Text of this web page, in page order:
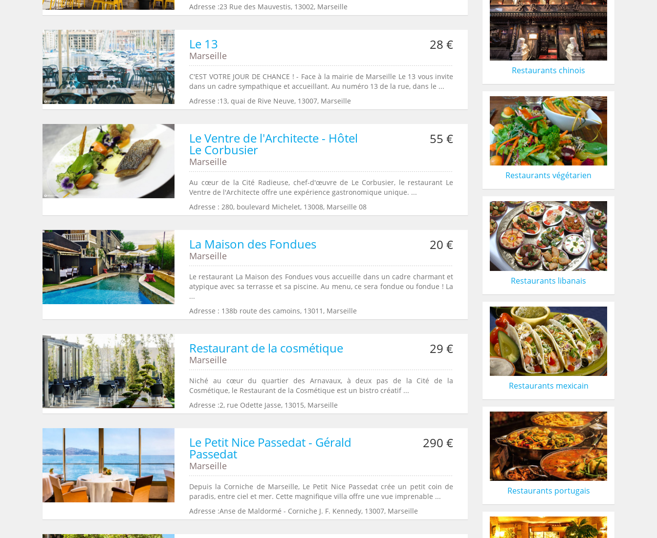
Adresse :23 Rue des Mauvestis, 13002, Marseille
Le 13 28 €
Marseille
C'EST VOTRE JOUR DE CHANCE ! - Face à la mairie de Marseille Le 13 vous invite
dans un cadre sympathique et accueillant. Au numéro 13 de la rue, dans le ...
Adresse :13, quai de Rive Neuve, 13007, Marseille
Le Ventre de l'Architecte - Hôtel
Le Corbusier
55 €
Marseille
Au cœur de la Cité Radieuse, chef-d'œuvre de Le Corbusier, le restaurant Le
Ventre de l'Architecte offre une expérience gastronomique unique. ...
Adresse : 280, boulevard Michelet, 13008, Marseille 08
La Maison des Fondues 20 €
Marseille
Le restaurant La Maison des Fondues vous accueille dans un cadre charmant et
atypique avec sa terrasse et sa piscine. Au menu, ce sera fondue ou fondue ! La
...
Adresse : 138b route des camoins, 13011, Marseille
Restaurant de la cosmétique 29 €
Marseille
Niché au cœur du quartier des Arnavaux, à deux pas de la Cité de la
Cosmétique, le Restaurant de la Cosmétique est un bistro créatif ...
Adresse :2, rue Odette Jasse, 13015, Marseille
Le Petit Nice Passedat - Gérald
Passedat
290 €
Marseille
Depuis la Corniche de Marseille, Le Petit Nice Passedat crée un petit coin de
paradis, entre ciel et mer. Cette magnifique villa offre une vue imprenable ...
Adresse :Anse de Maldormé - Corniche J. F. Kennedy, 13007, Marseille
Restaurants chinois
Restaurants végétarien
Restaurants libanais
Restaurants mexicain
Restaurants portugais